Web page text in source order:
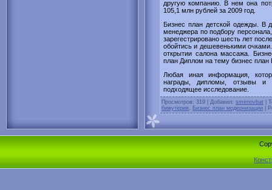
другую компанию. В нем она
105,1 млн рублей за 2009 год.
Бизнес план детской одежды. В
менеджера по подбору
зарегестрировано шесть лет
обойтись и дешевенькими
открытии салона массажа.
план Диплом на тему бизнес план
Любая иная информация,
награды, дипломы, отзывы и
подходящее исследование.
Просмотров: 319 | Добавил: smirnovbat
бижутерия
Бизнес план модернизации